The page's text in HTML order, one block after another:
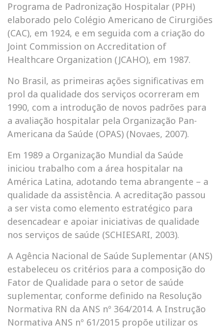
Programa de Padronização Hospitalar (PPH)
elaborado pelo Colégio Americano de Cirurgiões
(CAC), em 1924, e em seguida com a criação do
Joint Commission on Accreditation of
Healthcare Organization (JCAHO), em 1987.
No Brasil, as primeiras ações significativas em
prol da qualidade dos serviços ocorreram em
1990, com a introdução de novos padrões para
a avaliação hospitalar pela Organização Pan-
Americana da Saúde (OPAS) (Novaes, 2007).
Em 1989 a Organização Mundial da Saúde
iniciou trabalho com a área hospitalar na
América Latina, adotando tema abrangente – a
qualidade da assistência. A acreditação passou
a ser vista como elemento estratégico para
desencadear e apoiar iniciativas de qualidade
nos serviços de saúde (SCHIESARI, 2003).
A Agência Nacional de Saúde Suplementar (ANS)
estabeleceu os critérios para a composição do
Fator de Qualidade para o setor de saúde
suplementar, conforme definido na Resolução
Normativa RN da ANS nº 364/2014. A Instrução
Normativa ANS nº 61/2015 propõe utilizar os